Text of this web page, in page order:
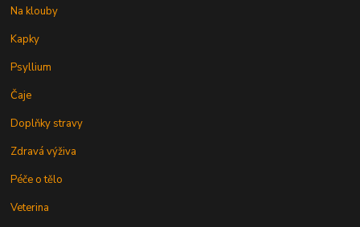
Na klouby
Kapky
Psyllium
Čaje
Doplňky stravy
Zdravá výživa
Péče o tělo
Veterina